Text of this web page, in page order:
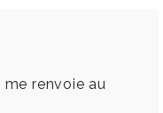
renvoie au